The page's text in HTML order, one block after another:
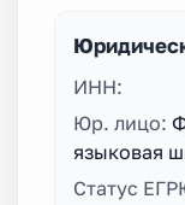
ИНН:
Юр. лицо:
языковая
Статус